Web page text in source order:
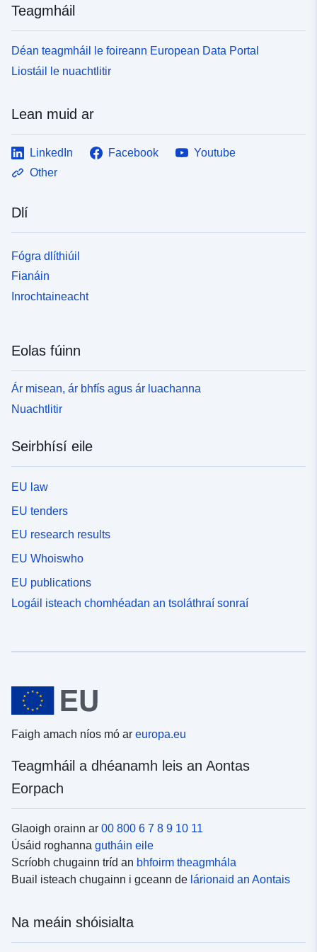
uriRef:
http://data.europa.eu/88u/dataset/
120066022-srv-9424dc89-1f1d-
codelist/SpatialDataServiceType/
Teagmháil
Déan teagmháil le foireann European Data Portal
Liostáil le nuachtlitir
Lean muid ar
LinkedIn Facebook
Youtube
Other
Dlí
Fógra dlíthiúil
Fianáin
Inrochtaineacht
Eolas fúinn
Ár misean, ár bhfís agus ár luachanna
Nuachtlitir
Seirbhísí eile
EU law
EU tenders
EU research results
EU Whoiswho
EU publications
Logáil isteach chomhéadan an tsoláthraí sonraí
Faigh amach níos mó ar europa.eu
Teagmháil a dhéanamh leis an Aontas
Eorpach
Glaoigh orainn ar 00 800 6 7 8 9 10 11
Úsáid roghanna gutháin eile
Scríobh chugainn tríd an bhfoirm theagmhála
Buail isteach chugainn i gceann de lárionaid an Aontais
Na meáin shóisialta